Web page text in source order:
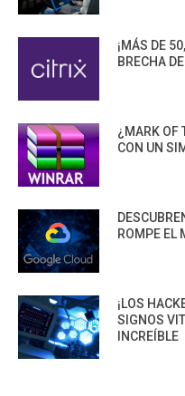
¡MÁS DE
BRECHA
¿MARK OF
CON UN
ROMPE EL
¡LOS
SIGNOS
INCREÍBLE